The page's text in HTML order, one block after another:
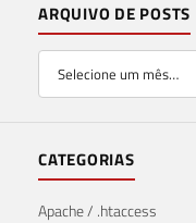
ARQUIVO DE POSTS
CATEGORIAS
Apache / .htaccess